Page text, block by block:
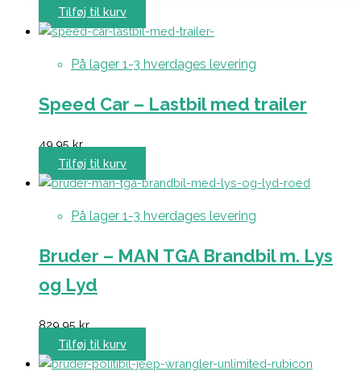
Tilføj til kurv
På lager 1-3 hverdages levering
Speed Car – Lastbil med trailer
49,95kr.
Tilføj til kurv
På lager 1-3 hverdages levering
Bruder – MAN TGA Brandbil m. Lys
og Lyd
829,95kr.
Tilføj til kurv